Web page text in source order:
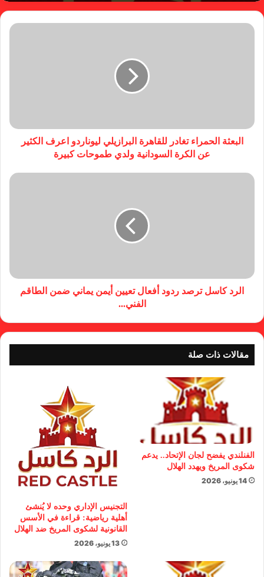
البعثة الحمراء تغادر للقاهرة البرازيلي ليوناردو اعرف الكثير
عن الكرة السودانية ولدي طموحات كبيرة
الرد كاسل ترصد ردود أفعال تعيين أيمن يماني ضمن الطاقم
الفني...
مقالات ذات صلة
الفنلندي يفضح لجان الإتحاد.. يدعم
شكوى المريخ ويهدد الهلال
14 يونيو، 2026
التجنيس الإداري وحده لا يُنشئ
أهلية رياضية: قراءة في الأسس
القانونية لشكوى المريخ ضد الهلال
13 يونيو، 2026